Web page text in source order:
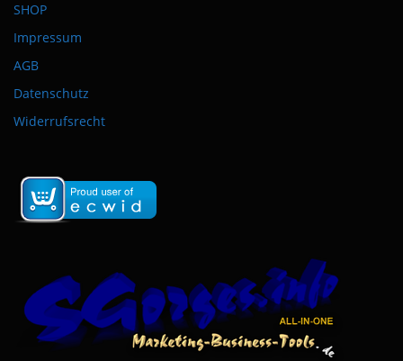
SHOP
Impressum
AGB
Datenschutz
Widerrufsrecht